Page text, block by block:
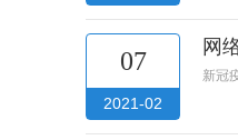
07
2021-02
网
新冠